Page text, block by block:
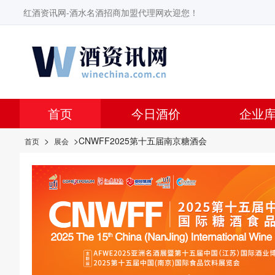
红酒资讯网-酒水名酒招商加盟代理网欢迎您！
首页 今日酒价 企业
首页 > 展会 >CNWFF2025第十五届南京糖酒会